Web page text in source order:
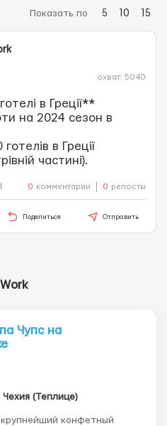
Показать по 5 10 15
охват: 5040
в Греції**
на 2024 сезон в
в Греції
частині).
1 0 комментарии 0 репосты
Поделиться Отправить
Чупс на
Чехия (Теплице)
конфетный